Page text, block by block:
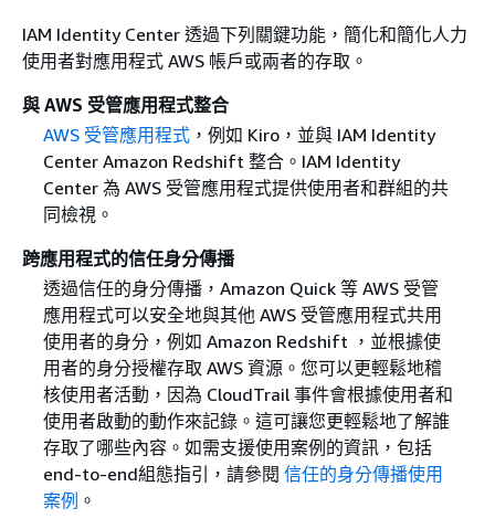
IAM Identity Center 透過下列關鍵功能，簡化和簡化人力
使用者對應用程式 AWS 帳戶或兩者的存取。
與 AWS 受管應用程式整合
AWS 受管應用程式，例如 Kiro，並與 IAM Identity
Center Amazon Redshift 整合。IAM Identity
Center 為 AWS 受管應用程式提供使用者和群組的共
同檢視。
跨應用程式的信任身分傳播
透過信任的身分傳播，Amazon Quick 等 AWS 受管
應用程式可以安全地與其他 AWS 受管應用程式共用
使用者的身分，例如 Amazon Redshift ，並根據使
用者的身分授權存取 AWS 資源。您可以更輕鬆地稽
核使用者活動，因為 CloudTrail 事件會根據使用者和
使用者啟動的動作來記錄。這可讓您更輕鬆地了解誰
存取了哪些內容。如需支援使用案例的資訊，包括
end-to-end組態指引，請參閱 信任的身分傳播使用
案例 。